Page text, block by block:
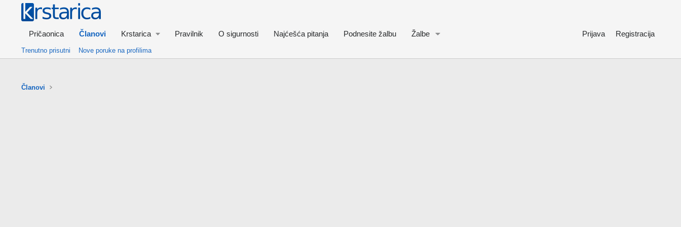
Pričaonica Članovi Krstarica Pravilnik O sigurnosti Najćešća pitanja Podnesite žalbu Žalbe Prijava Registracija
Trenutno prisutni Nove poruke na profilima
Članovi